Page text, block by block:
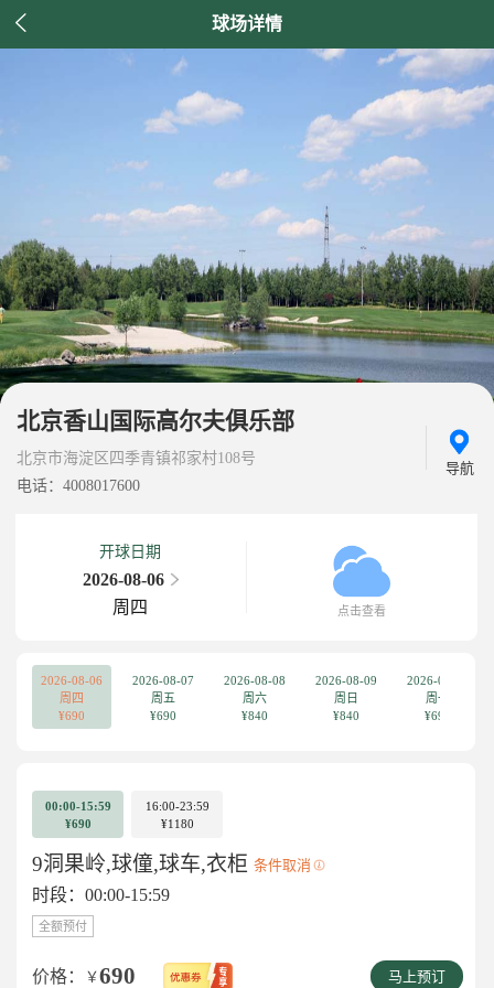
 球场详情
北京香山国际高尔夫俱乐部
北京市海淀区四季青镇祁家村108号
电话：4008017600
导航
开球日期
2026-08-06
周四
点击查看
2026-08-06
周四
¥690
2026-08-07
周五
¥690
2026-08-08
周六
¥840
2026-08-09
周日
¥840
2026-08-10
周一
¥690
00:00-15:59
¥690
16:00-23:59
¥1180
9洞果岭,球僮,球车,衣柜 条件取消
时段：00:00-15:59
全额预付
价格： ￥690 马上预订